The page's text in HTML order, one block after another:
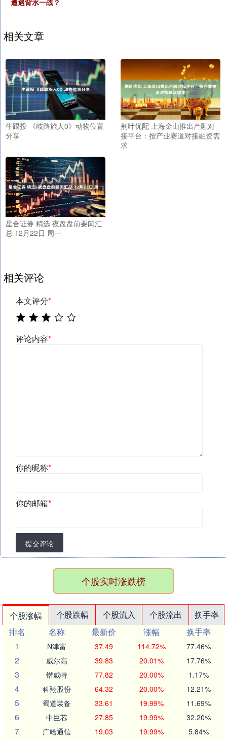
遭遇背水一战？
相关文章
牛跟投 《歧路旅人0》动物位置
分享
荆叶优配 上海金山推出产融对
接平台：按产业赛道对接融资需
求
星合证券 精选 夜盘盘前要闻汇
总 12月22日 周一
相关评论
本文评分*
评论内容*
你的昵称*
你的邮箱*
提交评论
个股实时涨跌榜
个股涨幅 个股跌幅 个股流入 个股流出
换手率
排名
名称 最新价 涨幅
换手率
1
N津富 37.49 114.72% 77.46%
2 威尔高 39.83 20.01% 17.76%
3 锴威特 77.82 20.00% 1.17%
4 科翔股份 64.32 20.00% 12.21%
5 蜀道装备 33.61 19.99% 11.69%
6 中巨芯 27.85 19.99% 32.20%
7 广哈通信 19.03 19.99% 5.84%